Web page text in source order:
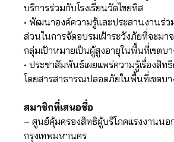
บริการร่วมกับโรงเรียนวัดไขยทิส
• พัฒนาองค์ความรู้และประสานงานร่
ส่วนในการจัดอบรมเฝ้าระวังภัยที่จะมา
กลุ่มเป้าหมายเป็นผู้สูงอายุในพื้นที่เขตบ
• ประชาสัมพันธ์เผยแพร่ความรู้เรื่องสิท
โดยสารสาธารณปลอดภัยในพื้นที่เขตบ
สมาชิกที่เสนอชื่อ
– ศูนย์คุ้มครองสิทธิผู้บริโภคแรงงานนอ
กรุงเทพมหานคร